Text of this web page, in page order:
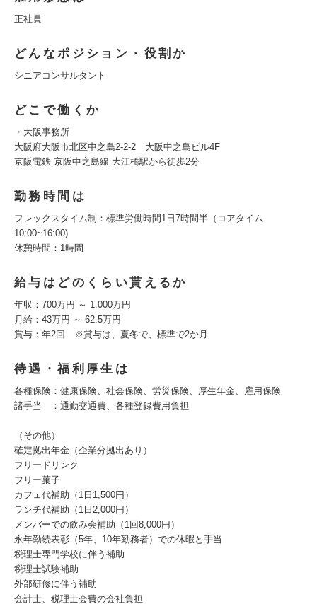
正社員
どんなポジション・役割か
シニアコンサルタント
どこで働くか
・大阪事務所
大阪府大阪市北区中之島2-2-2 大阪中之島ビル4F
京阪電鉄 京阪中之島線 大江橋駅から徒歩2分
勤務時間は
フレックスタイム制：標準労働時間1日7時間半（コアタイム
10:00~16:00)
休憩時間：1時間
給与はどのくらい貰えるか
年収：700万円 ～ 1,000万円
月給：43万円 ～ 62.5万円
賞与：年2回 ※賞与は、夏冬で、標準で2か月
待遇・福利厚生は
各種保険：健康保険、社会保険、労災保険、厚生年金、雇用保険
諸手当 ：通勤交通費、各種登録費用負担
（その他）
確定拠出年金（企業分拠出あり）
フリードリンク
フリー菓子
カフェ代補助（1日1,500円）
ランチ代補助（1日2,000円）
メンバーでの飲み会補助（1回8,000円）
永年勤続表彰（5年、10年勤務者）での休暇と手当
税理士専門学校に伴う補助
税理士試験補助
外部研修に伴う補助
会計士、税理士会費の会社負担